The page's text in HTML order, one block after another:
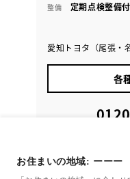
お住まいの地域: ーーー
整備 定期点検整備付
愛知トヨタ（尾張
各